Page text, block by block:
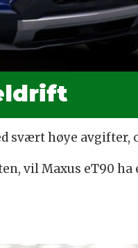
svært høye avgifter,
vil Maxus eT90